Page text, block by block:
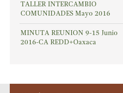
TALLER INTERCAMBIO
COMUNIDADES Mayo 2016
MINUTA REUNION 9-15 Junio
2016-CA REDD+Oaxaca